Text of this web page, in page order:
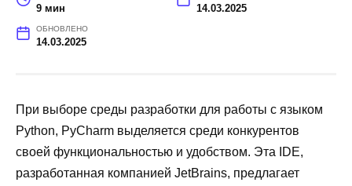
9 мин 14.03.2025
ОБНОВЛЕНО
14.03.2025
При выборе среды разработки для работы с языком
Python, PyCharm выделяется среди конкурентов
своей функциональностью и удобством. Эта IDE,
разработанная компанией JetBrains, предлагает